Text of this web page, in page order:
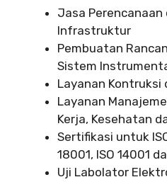
Jasa Perencanaan
Infrastruktur
Pembuatan
Sistem
Layanan Kontruksi
Layanan
Kerja, Kesehatan
Sertifikasi untuk
18001, ISO 14001
Uji Labolator